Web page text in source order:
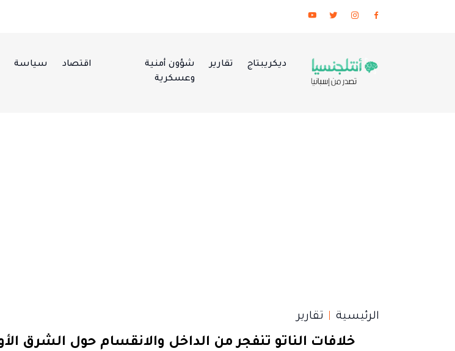
ديكريبتاج تقارير
شؤون أمنية
وعسكرية
اقتصاد سياسة
الرئيسية تقارير
خلافات الناتو تنفجر من الداخل والانقسام حول